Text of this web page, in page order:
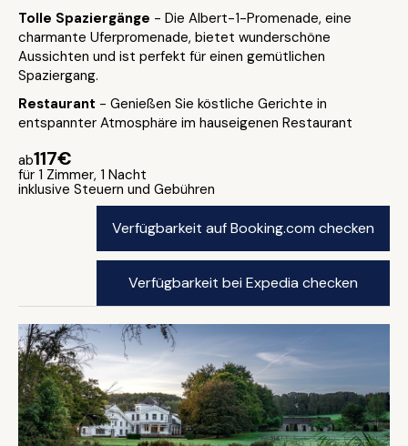
Tolle Spaziergänge - Die Albert-1-Promenade, eine
charmante Uferpromenade, bietet wunderschöne
Aussichten und ist perfekt für einen gemütlichen
Spaziergang.
Restaurant - Genießen Sie köstliche Gerichte in
entspannter Atmosphäre im hauseigenen Restaurant
ab117€
für 1 Zimmer, 1 Nacht
inklusive Steuern und Gebühren
Verfügbarkeit auf Booking.com checken
Verfügbarkeit bei Expedia checken